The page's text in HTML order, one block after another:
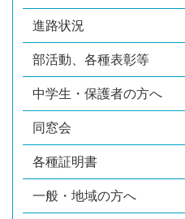
進路状況
部活動、各種表彰等
中学生・保護者の方へ
同窓会
各種証明書
一般・地域の方へ